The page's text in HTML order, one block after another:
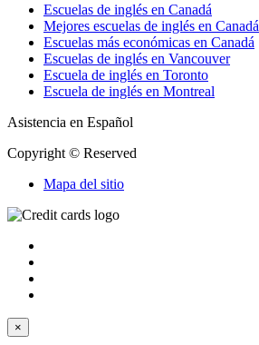
Escuelas de inglés en Canadá
Mejores escuelas de inglés en Canadá
Escuelas más económicas en Canadá
Escuelas de inglés en Vancouver
Escuela de inglés en Toronto
Escuela de inglés en Montreal
Asistencia en Español
Copyright © Reserved
Mapa del sitio
×